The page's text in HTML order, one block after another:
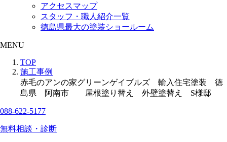
アクセスマップ
スタッフ・職人紹介一覧
徳島県最大の塗装ショールーム
MENU
TOP
施工事例
赤毛のアンの家グリーンゲイブルズ 輸入住宅塗装 徳
島県 阿南市 屋根塗り替え 外壁塗替え S様邸
088-622-5177
無料相談・診断